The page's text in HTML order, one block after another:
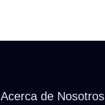
Acerca de Nosotros